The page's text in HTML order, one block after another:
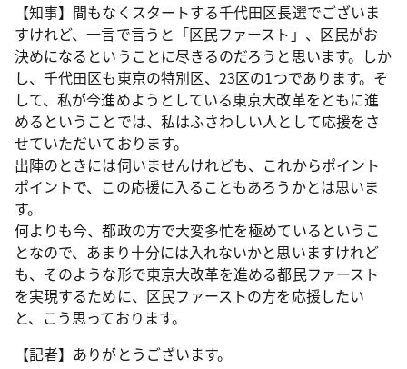
【知事】間もなくスタートする千代田区長選でございま
すけれど、一言で言うと「区民ファースト」、区民がお
決めになるということに尽きるのだろうと思います。しか
し、千代田区も東京の特別区、23区の1つであります。そ
して、私が今進めようとしている東京大改革をともに進
めるということでは、私はふさわしい人として応援をさ
せていただいております。
出陣のときには伺いませんけれども、これからポイント
ポイントで、この応援に入ることもあろうかとは思いま
す。
何よりも今、都政の方で大変多忙を極めているというこ
となので、あまり十分には入れないかと思いますけれど
も、そのような形で東京大改革を進める都民ファースト
を実現するために、区民ファーストの方を応援したい
と、こう思っております。
【記者】ありがとうございます。